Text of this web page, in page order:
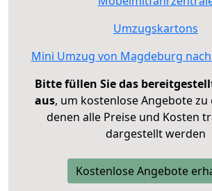
Umzugskartons
Mini Umzug von Magdeburg
Bitte füllen Sie das
aus, um kostenlose Angebote zu
denen alle Preise und Kosten
dargestellt werden
Kostenlose Angebote